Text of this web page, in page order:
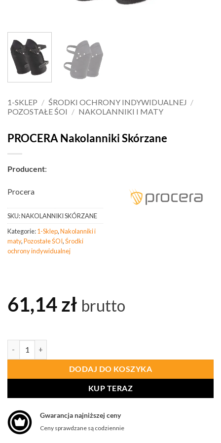
1-SKLEP / ŚRODKI OCHRONY INDYWIDUALNEJ /
POZOSTAŁE ŚOI / NAKOLANNIKI I MATY
PROCERA Nakolanniki Skórzane
Producent:
Procera
SKU:NAKOLANNIKI SKÓRZANE
Kategorie:1-Sklep,Nakolanniki i
maty,Pozostałe ŚOI,Środki
ochrony indywidualnej
61,14zł brutto
DODAJ DO KOSZYKA
KUP TERAZ
Gwarancja najniższej ceny
Ceny sprawdzane są codziennie